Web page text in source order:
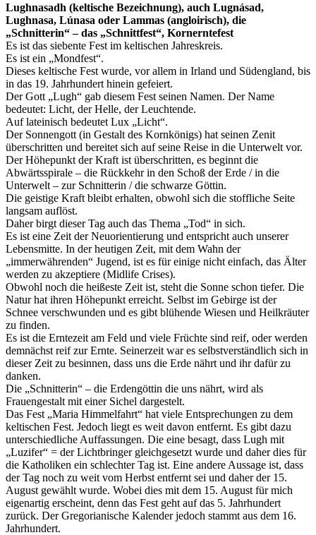
Lughnasadh (keltische Bezeichnung), auch Lugnásad,
Lughnasa, Lúnasa oder Lammas (angloirisch), die
„Schnitterin“ – das „Schnittfest“, Kornerntefest
Es ist das siebente Fest im keltischen Jahreskreis.
Es ist ein „Mondfest“.
Dieses keltische Fest wurde, vor allem in Irland und Südengland, bis
in das 19. Jahrhundert hinein gefeiert.
Der Gott „Lugh“ gab diesem Fest seinen Namen. Der Name
bedeutet: Licht, der Helle, der Leuchtende.
Auf lateinisch bedeutet Lux „Licht“.
Der Sonnengott (in Gestalt des Kornkönigs) hat seinen Zenit
überschritten und bereitet sich auf seine Reise in die Unterwelt vor.
Der Höhepunkt der Kraft ist überschritten, es beginnt die
Abwärtsspirale – die Rückkehr in den Schoß der Erde / in die
Unterwelt – zur Schnitterin / die schwarze Göttin.
Die geistige Kraft bleibt erhalten, obwohl sich die stoffliche Seite
langsam auflöst.
Daher birgt dieser Tag auch das Thema „Tod“ in sich.
Es ist eine Zeit der Neuorientierung und entspricht auch unserer
Lebensmitte. In der heutigen Zeit, mit dem Wahn der
„immerwährenden“ Jugend, ist es für einige nicht einfach, das Älter
werden zu akzeptiere (Midlife Crises).
Obwohl noch die heißeste Zeit ist, steht die Sonne schon tiefer. Die
Natur hat ihren Höhepunkt erreicht. Selbst im Gebirge ist der
Schnee verschwunden und es gibt blühende Wiesen und Heilkräuter
zu finden.
Es ist die Erntezeit am Feld und viele Früchte sind reif, oder werden
demnächst reif zur Ernte. Seinerzeit war es selbstverständlich sich in
dieser Zeit zu besinnen, dass uns die Erde nährt und ihr dafür zu
danken.
Die „Schnitterin“ – die Erdengöttin die uns nährt, wird als
Frauengestalt mit einer Sichel dargestelt.
Das Fest „Maria Himmelfahrt“ hat viele Entsprechungen zu dem
keltischen Fest. Jedoch liegt es weit davon entfernt. Es gibt dazu
unterschiedliche Auffassungen. Die eine besagt, dass Lugh mit
„Luzifer“ = der Lichtbringer gleichgesetzt wurde und daher dies für
die Katholiken ein schlechter Tag ist. Eine andere Aussage ist, dass
der Tag noch zu weit vom Herbst entfernt sei und daher der 15.
August gewählt wurde. Wobei dies mit dem 15. August für mich
eigenartig erscheint, denn das Fest geht auf das 5. Jahrhundert
zurück. Der Gregorianische Kalender jedoch stammt aus dem 16.
Jahrhundert.